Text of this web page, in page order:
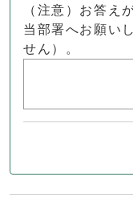
（注意）お答え
当部署へお願い
せん）。